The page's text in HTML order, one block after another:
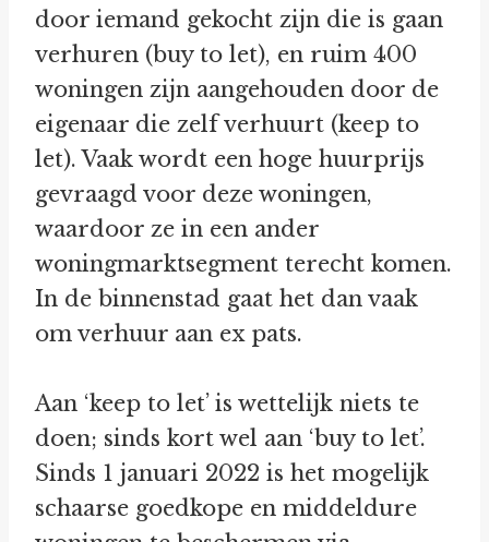
door iemand gekocht zijn die is gaan
verhuren (buy to let), en ruim 400
woningen zijn aangehouden door de
eigenaar die zelf verhuurt (keep to
let). Vaak wordt een hoge huurprijs
gevraagd voor deze woningen,
waardoor ze in een ander
woningmarktsegment terecht komen.
In de binnenstad gaat het dan vaak
om verhuur aan ex pats.
Aan ‘keep to let’ is wettelijk niets te
doen; sinds kort wel aan ‘buy to let’.
Sinds 1 januari 2022 is het mogelijk
schaarse goedkope en middeldure